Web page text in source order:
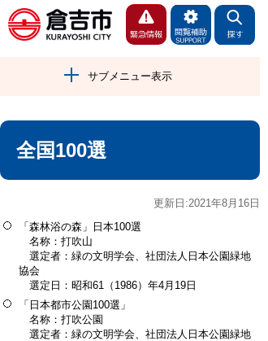
サブメニュー表示
全国100選
更新日:2021年8月16日
「森林浴の森」日本100選
名称：打吹山
選定者：緑の文明学会、社団法人日本公園緑地
協会
選定日：昭和61（1986）年4月19日
「日本都市公園100選」
名称：打吹公園
選定者：緑の文明学会、社団法人日本公園緑地